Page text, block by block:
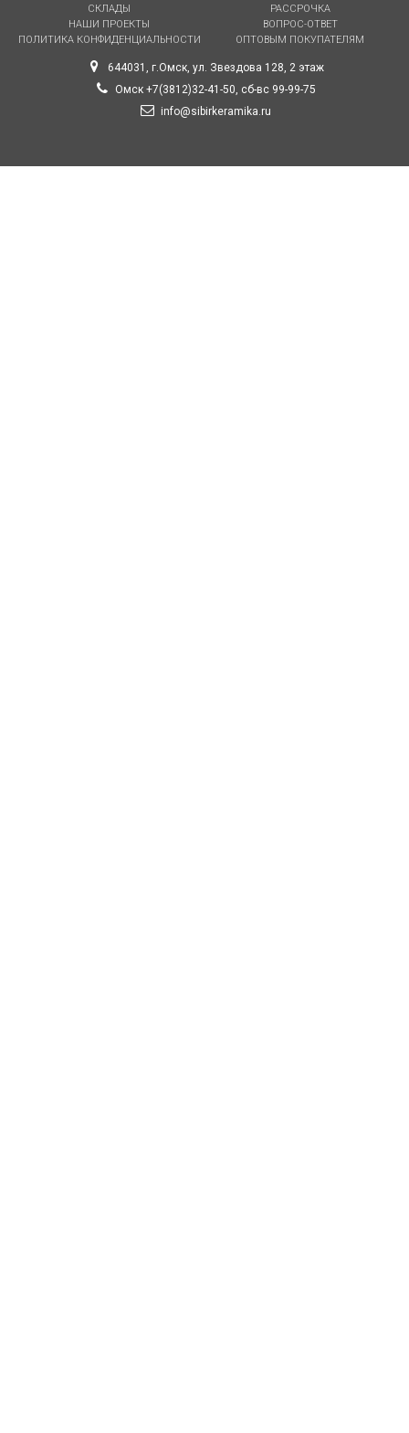
СКЛАДЫ
НАШИ ПРОЕКТЫ
ПОЛИТИКА КОНФИДЕНЦИАЛЬНОСТИ
РАССРОЧКА
ВОПРОС-ОТВЕТ
ОПТОВЫМ ПОКУПАТЕЛЯМ
644031, г.Омск, ул. Звездова 128, 2 этаж
Омск +7(3812)32-41-50, сб-вс 99-99-75
info@sibirkeramika.ru